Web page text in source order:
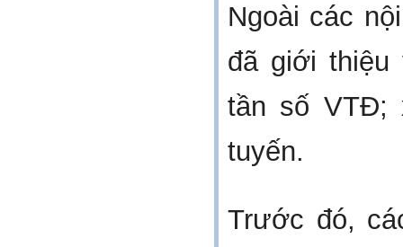
Ngoài các
đã giới thiệu
tần số VTĐ;
tuyến.
Trước đó,